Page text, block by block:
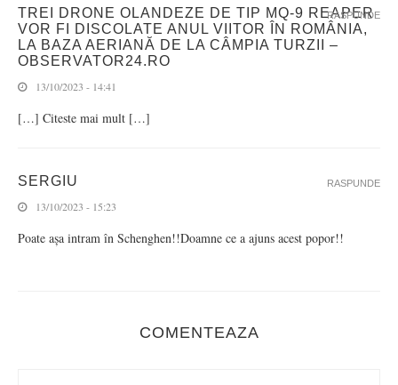
TREI DRONE OLANDEZE DE TIP MQ-9 REAPER
VOR FI DISCOLATE ANUL VIITOR ÎN ROMÂNIA,
LA BAZA AERIANĂ DE LA CÂMPIA TURZII –
OBSERVATOR24.RO
13/10/2023 - 14:41
[…] Citeste mai mult […]
RASPUNDE
SERGIU
13/10/2023 - 15:23
Poate așa intram în Schenghen!!Doamne ce a ajuns acest popor!!
RASPUNDE
COMENTEAZA